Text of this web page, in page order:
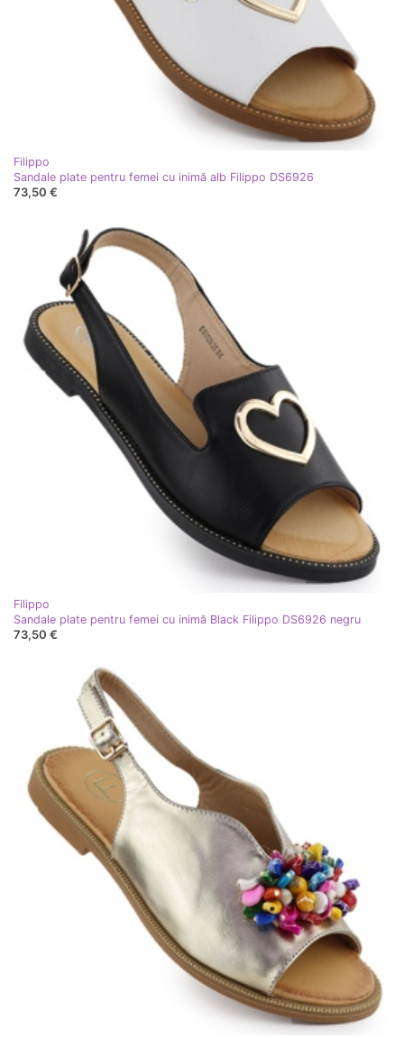
Filippo
Sandale plate pentru femei cu inimă alb Filippo DS6926
73,50 €
Filippo
Sandale plate pentru femei cu inimă Black Filippo DS6926 negru
73,50 €